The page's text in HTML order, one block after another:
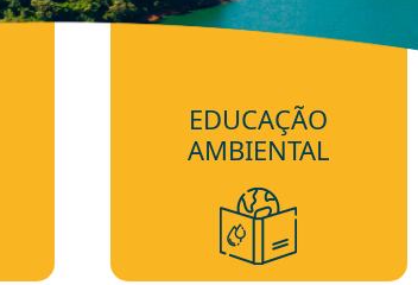
EDUCAÇÃO
AMBIENTAL